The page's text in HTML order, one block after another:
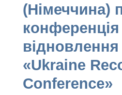
(Німеччина)
відновлення
«Ukraine
Conference»